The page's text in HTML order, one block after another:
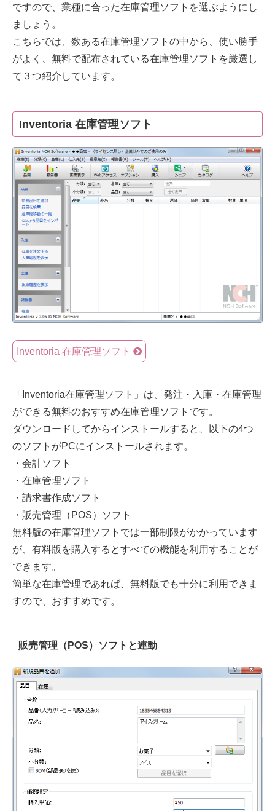
ですので、業種に合った在庫管理ソフトを選ぶようにし
ましょう。
こちらでは、数ある在庫管理ソフトの中から、使い勝手
がよく、無料で配布されている在庫管理ソフトを厳選し
て３つ紹介しています。
Inventoria 在庫管理ソフト
Inventoria 在庫管理ソフト
「Inventoria在庫管理ソフト」は、発注・入庫・在庫管理
ができる無料のおすすめ在庫管理ソフトです。
ダウンロードしてからインストールすると、以下の4つ
のソフトがPCにインストールされます。
・会計ソフト
・在庫管理ソフト
・請求書作成ソフト
・販売管理（POS）ソフト
無料版の在庫管理ソフトでは一部制限がかかっています
が、有料版を購入するとすべての機能を利用することが
できます。
簡単な在庫管理であれば、無料版でも十分に利用できま
すので、おすすめです。
販売管理（POS）ソフトと連動